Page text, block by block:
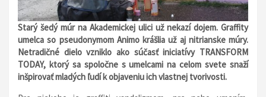
Starý šedý múr na Akademickej ulici už nekazí dojem. Graffity
umelca so pseudonymom Animo krášlia už aj nitrianske múry.
Netradičné dielo vzniklo ako súčasť iniciatívy TRANSFORM
TODAY, ktorý sa spoločne s umelcami na celom svete snaží
inšpirovať mladých ľudí k objaveniu ich vlastnej tvorivosti.